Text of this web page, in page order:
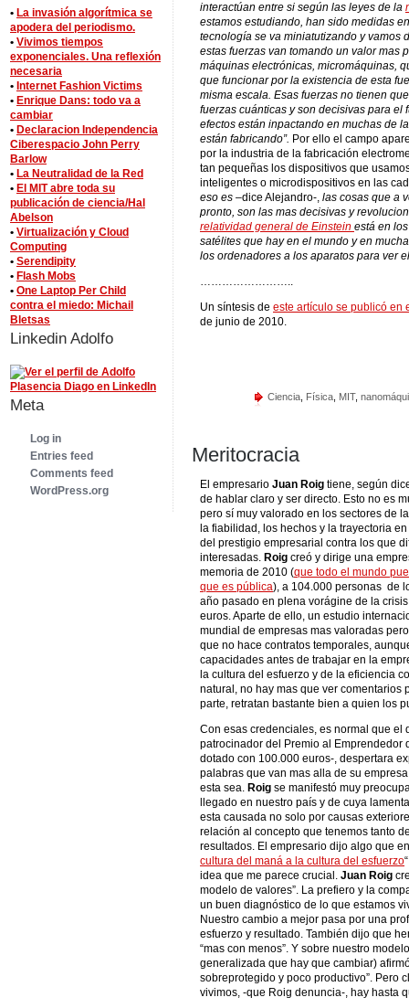
interactúan entre si según las leyes de la
estamos estudiando, han sido medidas
tecnología se va miniatutizando y vamos
estas fuerzas van tomando un valor mas
máquinas electrónicas, micromáquinas,
que funcionar por la existencia de esta
misma escala. Esas fuerzas no tienen
fuerzas cuánticas y son decisivas para
efectos están inpactando en muchas de
están fabricando”. Por ello el campo
por la industria de la fabricación
tan pequeñas los dispositivos que
inteligentes o microdispositivos en las
eso es –dice Alejandro-, las cosas que a
pronto, son las mas decisivas y
relatividad general de Einstein está en
satélites que hay en el mundo y en
los ordenadores a los aparatos para ver
……………………..
Un síntesis de este artículo se publicó en
de junio de 2010.
Ciencia Física MIT,
Meritocracia
El empresario Juan Roig tiene, según
de hablar claro y ser directo. Esto no es
pero sí muy valorado en los sectores de
la fiabilidad, los hechos y la trayectoria
del prestigio empresarial contra los que
interesadas. Roig creó y dirige una
memoria de 2010 (que todo el mundo
que es pública), a 104.000 personas de
año pasado en plena vorágine de la
euros. Aparte de ello, un estudio
mundial de empresas mas valoradas
que no hace contratos temporales,
capacidades antes de trabajar en la
la cultura del esfuerzo y de la eficiencia
natural, no hay mas que ver comentarios
parte, retratan bastante bien a quien los
Con esas credenciales, es normal que el
patrocinador del Premio al Emprendedor
dotado con 100.000 euros-, despertara
palabras que van mas alla de su
esta sea. Roig se manifestó muy
llegado en nuestro país y de cuya
esta causada no solo por causas
relación al concepto que tenemos tanto
resultados. El empresario dijo algo que
cultura del maná a la cultura del esfuerzo
idea que me parece crucial. Juan Roig
modelo de valores”. La prefiero y la
un buen diagnóstico de lo que estamos
Nuestro cambio a mejor pasa por una
esfuerzo y resultado. También dijo que
“mas con menos”. Y sobre nuestro
generalizada que hay que cambiar)
sobreprotegido y poco productivo”. Pero
vivimos, -que Roig denuncia-, hay hasta
• La invasión algorítmica se
apodera del periodismo.
• Vivimos tiempos
exponenciales. Una reflexión
necesaria
• Internet Fashion Victims
• Enrique Dans: todo va a
cambiar
• Declaracion Independencia
Ciberespacio John Perry
Barlow
• La Neutralidad de la Red
• El MIT abre toda su
publicación de ciencia/Hal
Abelson
• Virtualización y Cloud
Computing
• Serendipity
• Flash Mobs
• One Laptop Per Child
contra el miedo: Michail
Bletsas
Linkedin Adolfo
Meta
Log in
Entries feed
Comments feed
WordPress.org